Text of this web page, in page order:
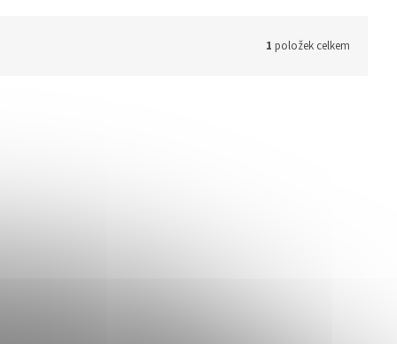
1 položek celkem